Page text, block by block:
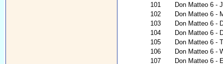
101
Don Matteo 6 -
102
Don Matteo 6 -
103
Don Matteo 6 -
104
Don Matteo 6 -
105
Don Matteo 6 -
106
Don Matteo 6 -
107
Don Matteo 6 -